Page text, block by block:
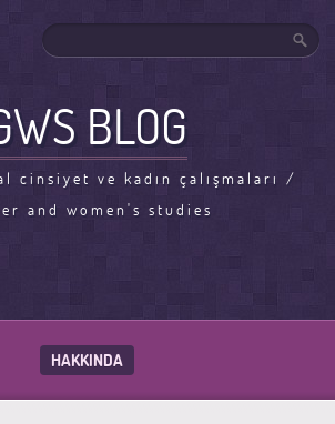
BLOG
cinsiyet ve kadın çalışmaları /
and women's studies
HAKKINDA